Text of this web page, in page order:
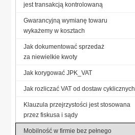
jest transakcją kontrolowaną
Gwarancyjną wymianę towaru
wykażemy w kosztach
Jak dokumentować sprzedaż
za niewielkie kwoty
Jak korygować JPK_VAT
Jak rozliczać VAT od dostaw cyklicznych
Klauzula przejrzystości jest stosowana
przez fiskusa i sądy
Mobilność w firmie bez pełnego